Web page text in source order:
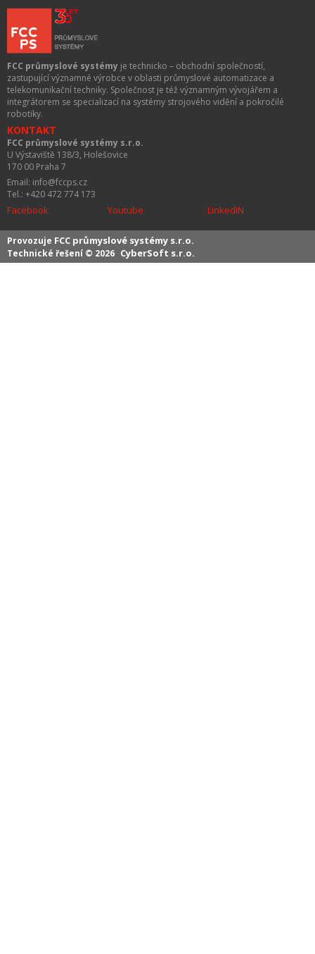
FCC průmyslové systémy je technicko – obchodní společností,
zastupující významné výrobce v oblasti průmyslové automatizace a
telekomunikační techniky. Společnost je též významným vývojářem a
integrátorem se specializací na systémy strojového vidění a pokročilé
robotiky.
KONTAKT
FCC průmyslové systémy s.r.o.
U Výstaviště 138/3, Holešovice
170 00 Praha 7
Email: info@fccps.cz
Tel.: +420 472 774 173
Facebook Youtube LinkedIN
Provozuje FCC průmyslové systémy s.r.o.
Technické řešení © 2026 CyberSoft s.r.o.